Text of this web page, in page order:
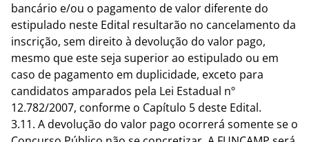
bancário e/ou o pagamento de valor diferente do
estipulado neste Edital resultarão no cancelamento da
inscrição, sem direito à devolução do valor pago,
mesmo que este seja superior ao estipulado ou em
caso de pagamento em duplicidade, exceto para
candidatos amparados pela Lei Estadual nº
12.782/2007, conforme o Capítulo 5 deste Edital.
3.11. A devolução do valor pago ocorrerá somente se o